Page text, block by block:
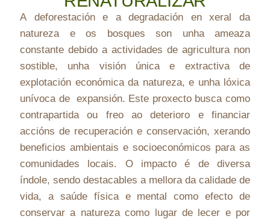
A deforestación e a degradación en xeral da
natureza e os bosques son unha ameaza
constante debido a actividades de agricultura non
sostible, unha visión única e extractiva de
explotación económica da natureza, e unha lóxica
unívoca de expansión. Este proxecto busca como
contrapartida ou freo ao deterioro e financiar
accións de recuperación e conservación, xerando
beneficios ambientais e socioeconómicos para as
comunidades locais. O impacto é de diversa
índole, sendo destacables a mellora da calidade de
vida, a saúde física e mental como efecto de
conservar a natureza como lugar de lecer e por